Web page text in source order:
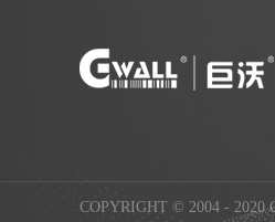
COPYRIGHT © 2004 -